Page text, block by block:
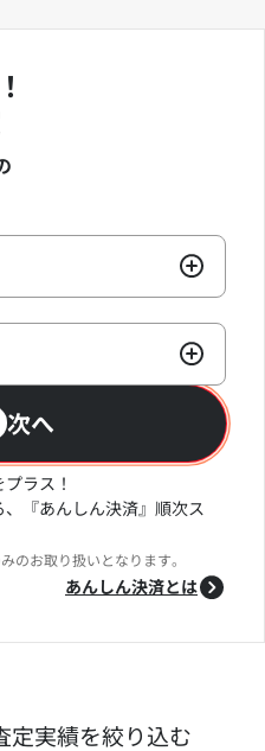
次へ
ラス！
『あんしん決済』順次ス
のお取り扱いとなります。
あんしん決済とは
定実績を絞り込む